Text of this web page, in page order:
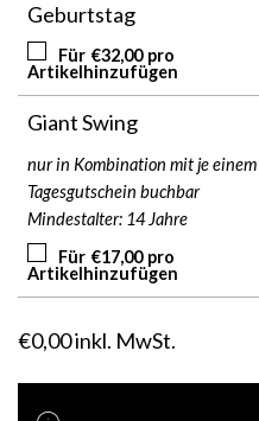
Geburtstag
Für €32,00 pro
Artikelhinzufügen
Giant Swing
nur in Kombination mit je einem
Tagesgutschein buchbar
Mindestalter: 14 Jahre
Für €17,00 pro
Artikelhinzufügen
€0,00